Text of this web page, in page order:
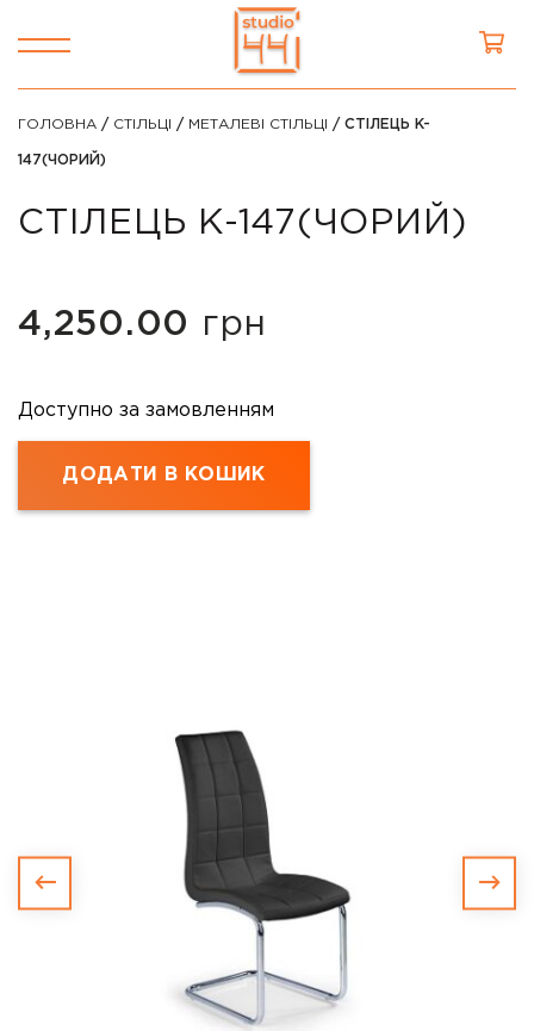
ГОЛОВНА / СТІЛЬЦІ / МЕТАЛЕВІ СТІЛЬЦІ / СТІЛЕЦЬ K-
147(ЧОРИЙ)
СТІЛЕЦЬ K-147(ЧОРИЙ)
4,250.00 грн
Доступно за замовленням
ДОДАТИ В КОШИК